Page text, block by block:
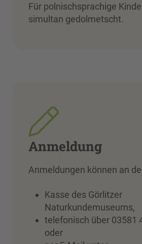
Für polnischsprachige
simultan gedolmetscht.
Anmeldung
Anmeldungen können an
Kasse des Görlitzer
Naturkundemuseums,
telefonisch über 03581
oder